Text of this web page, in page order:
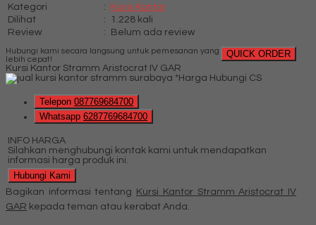
Kategori
:
Kursi Kantor
Dilihat
:
1.228 kali
Review
: Belum ada review
QUICK ORDER
Hubungi kami secara langsung untuk pemesanan yang
lebih cepat!
Kursi Kantor Stramm Aristocrat IV GAR
*Harga Hubungi CS
Telepon 087769684700
Whatsapp 6287769684700
INFO HARGA
Silahkan menghubungi kontak kami untuk mendapatkan
informasi harga produk ini.
Hubungi Kami
Bagikan informasi tentang Kursi Kantor Stramm Aristocrat IV
GAR kepada teman atau kerabat Anda.